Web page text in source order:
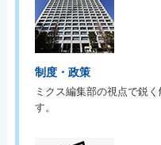
制度・政策
ミクス編集部の視点で鋭
す。